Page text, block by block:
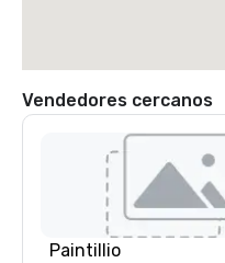
Vendedores cercanos
Paintillio